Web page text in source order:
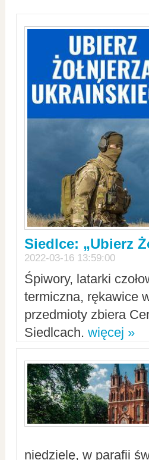
Siedlce: „Ubierz
2022-03-16 13:59:00
Śpiwory, latarki
termiczna, rękawice
przedmioty zbiera
Siedlcach. więcej »
niedzielę, w parafii